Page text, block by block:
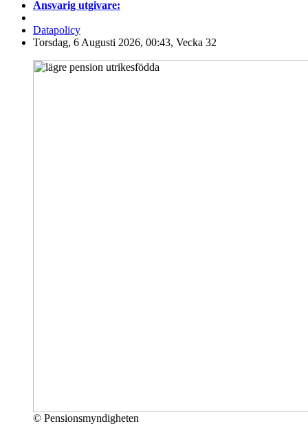
Ansvarig utgivare:
Datapolicy
Torsdag, 6 Augusti 2026, 00:43, Vecka 32
© Pensionsmyndigheten